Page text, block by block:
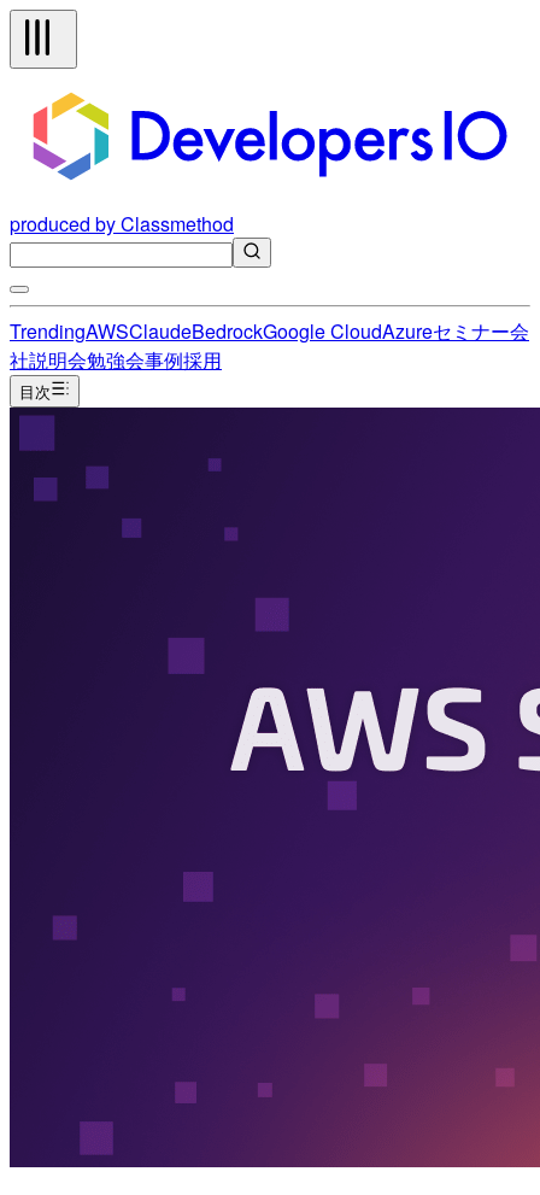
produced by Classmethod
TrendingAWSClaudeBedrockGoogle CloudAzureセミナー会
社説明会勉強会事例採用
目次